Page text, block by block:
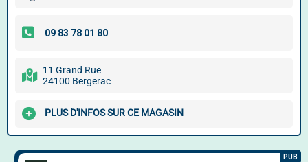
11 Grand Rue
24100 Bergerac
PLUS D'INFOS SUR CE MAGASIN